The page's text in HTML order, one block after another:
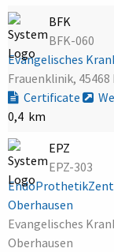
BFK
BFK-060
Evangelisches
Frauenklinik,
Certificate
0,4 km
EPZ
EPZ-303
Oberhausen
Evangelisches
Oberhausen